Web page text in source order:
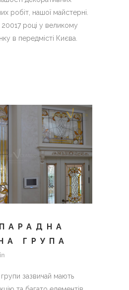
робіт, нашої майстерні.
20017 році у великому
в передмісті Києва.
ПАРАДНА
ГРУПА
in
групи зазвичай мають